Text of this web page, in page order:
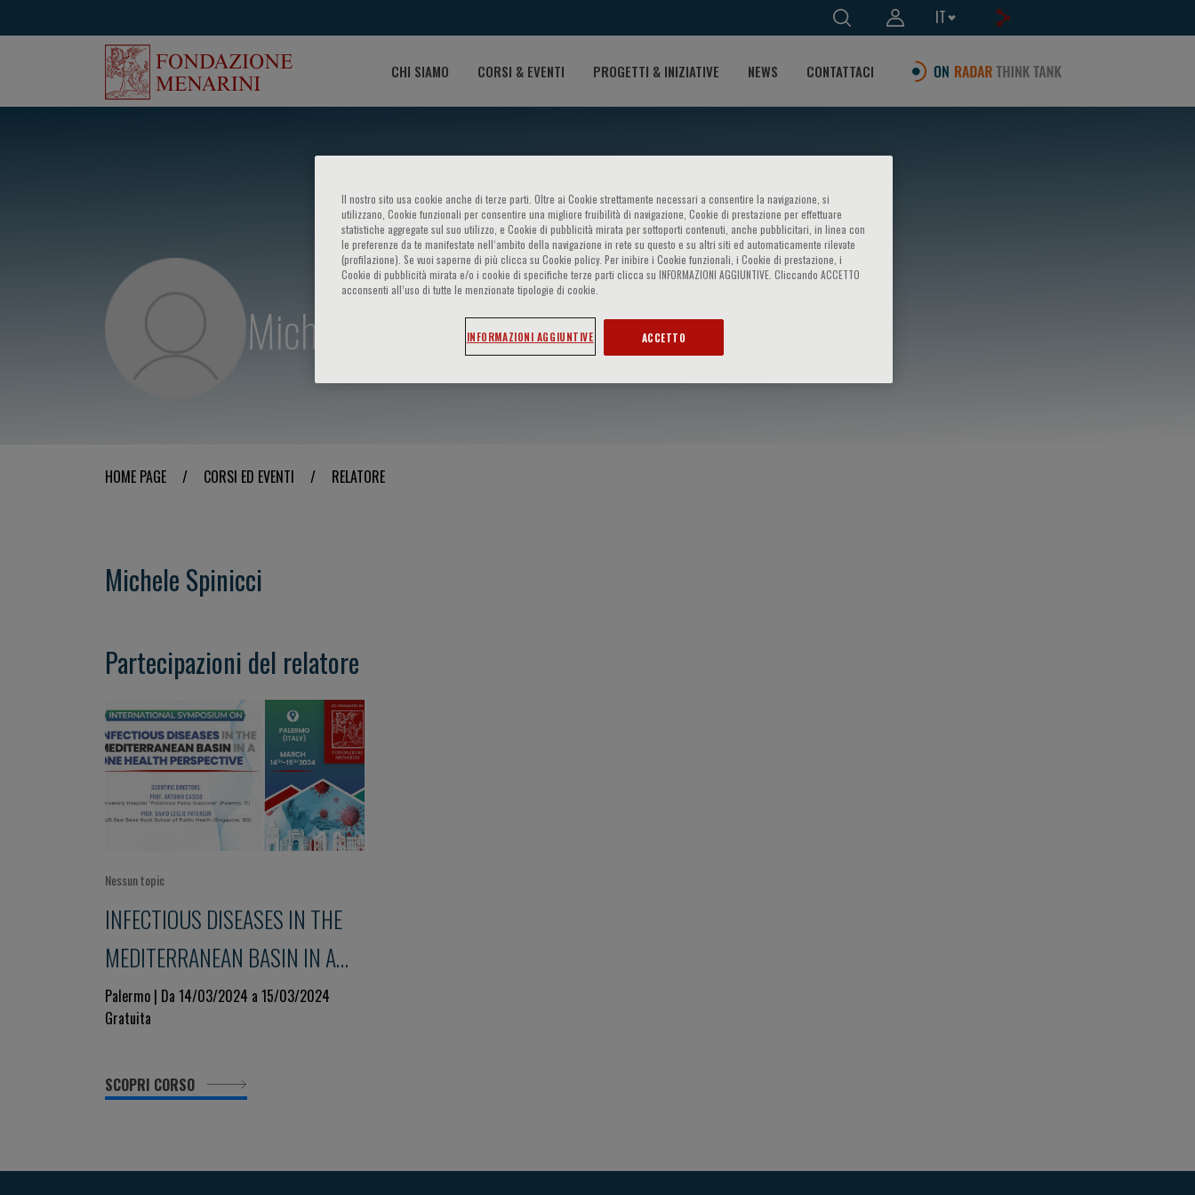
IT
CHI SIAMO CORSI & EVENTI PROGETTI & INIZIATIVE NEWS CONTATTACI
Michele Spinicci
HOME PAGE / CORSI ED EVENTI / RELATORE
Michele Spinicci
Partecipazioni del relatore
Nessun topic
INFECTIOUS DISEASES IN THE
MEDITERRANEAN BASIN IN A
ONE HEALTH PERSPECTIVE
Palermo | Da 14/03/2024 a 15/03/2024
Gratuita
SCOPRI CORSO
Il nostro sito usa cookie anche di terze parti. Oltre ai Cookie strettamente necessari a consentire la navigazione, si
utilizzano, Cookie funzionali per consentire una migliore fruibilità di navigazione, Cookie di prestazione per effettuare
statistiche aggregate sul suo utilizzo, e Cookie di pubblicità mirata per sottoporti contenuti, anche pubblicitari, in linea con
le preferenze da te manifestate nell‘ambito della navigazione in rete su questo e su altri siti ed automaticamente rilevate
(profilazione). Se vuoi saperne di più clicca su Cookie policy. Per inibire i Cookie funzionali, i Cookie di prestazione, i
Cookie di pubblicità mirata e/o i cookie di specifiche terze parti clicca su INFORMAZIONI AGGIUNTIVE. Cliccando ACCETTO
acconsenti all’uso di tutte le menzionate tipologie di cookie.
INFORMAZIONI AGGIUNTIVE ACCETTO